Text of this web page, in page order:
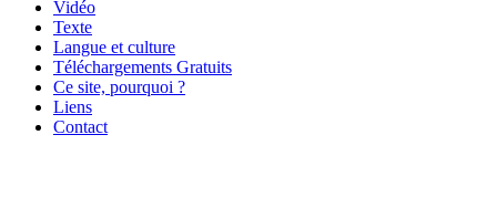
Vidéo
Texte
Langue et culture
Téléchargements Gratuits
Ce site, pourquoi ?
Liens
Contact